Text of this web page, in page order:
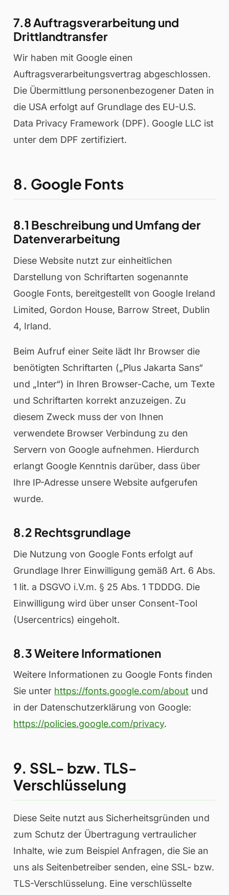
7.8 Auftragsverarbeitung und
Drittlandtransfer
Wir haben mit Google einen
Auftragsverarbeitungsvertrag abgeschlossen.
Die Übermittlung personenbezogener Daten in
die USA erfolgt auf Grundlage des EU-U.S.
Data Privacy Framework (DPF). Google LLC ist
unter dem DPF zertifiziert.
8. Google Fonts
8.1 Beschreibung und Umfang der
Datenverarbeitung
Diese Website nutzt zur einheitlichen
Darstellung von Schriftarten sogenannte
Google Fonts, bereitgestellt von Google Ireland
Limited, Gordon House, Barrow Street, Dublin
4, Irland.
Beim Aufruf einer Seite lädt Ihr Browser die
benötigten Schriftarten („Plus Jakarta Sans“
und „Inter“) in Ihren Browser-Cache, um Texte
und Schriftarten korrekt anzuzeigen. Zu
diesem Zweck muss der von Ihnen
verwendete Browser Verbindung zu den
Servern von Google aufnehmen. Hierdurch
erlangt Google Kenntnis darüber, dass über
Ihre IP-Adresse unsere Website aufgerufen
wurde.
8.2 Rechtsgrundlage
Die Nutzung von Google Fonts erfolgt auf
Grundlage Ihrer Einwilligung gemäß Art. 6 Abs.
1 lit. a DSGVO i.V.m. § 25 Abs. 1 TDDDG. Die
Einwilligung wird über unser Consent-Tool
(Usercentrics) eingeholt.
8.3 Weitere Informationen
Weitere Informationen zu Google Fonts finden
Sie unter https://fonts.google.com/about und
in der Datenschutzerklärung von Google:
https://policies.google.com/privacy.
9. SSL- bzw. TLS-
Verschlüsselung
Diese Seite nutzt aus Sicherheitsgründen und
zum Schutz der Übertragung vertraulicher
Inhalte, wie zum Beispiel Anfragen, die Sie an
uns als Seitenbetreiber senden, eine SSL- bzw.
TLS-Verschlüsselung. Eine verschlüsselte